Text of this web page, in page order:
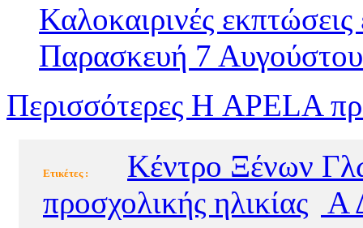
Καλοκαιρινές
Παρασκευή 7 Αυγούστου
Περισσότερες Η APELA
Eτικέτες :
Κέντρο Ξένων
προσχολικής ηλικίας Α